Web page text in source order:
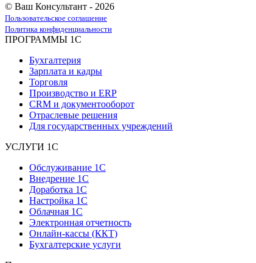
© Ваш Консультант - 2026
Пользовательское соглашение
Политика конфиденциальности
ПРОГРАММЫ 1С
Бухгалтерия
Зарплата и кадры
Торговля
Производство и ERP
CRM и документооборот
Отраслевые решения
Для государственных учреждений
УСЛУГИ 1С
Обслуживание 1С
Внедрение 1С
Доработка 1С
Настройка 1С
Облачная 1С
Электронная отчетность
Онлайн-кассы (ККТ)
Бухгалтерские услуги